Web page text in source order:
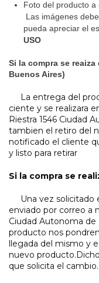
Foto del producto
Las imágenes
pueda apreciar el
USO
Si la compra se
Buenos Aires)
La entrega del
ciente y se realizara
Riestra 1546 Ciudad
tambien el retiro del
notificado el cliente
y listo para retirar
Si la compra se
Una vez solicitado
enviado por correo a
Ciudad Autonoma de
producto nos
llegada del mismo y
nuevo
que solicita el cambio.